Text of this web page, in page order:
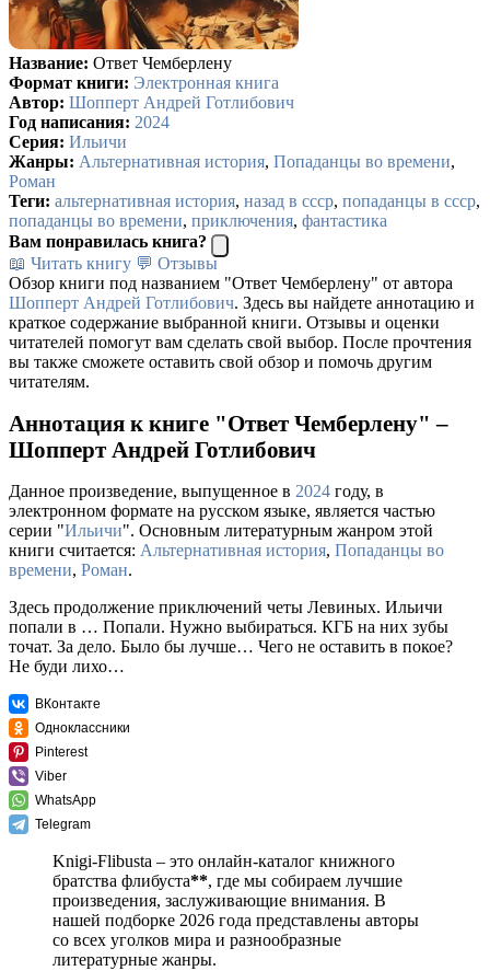
Название: Ответ Чемберлену
Формат книги: Электронная книга
Автор: Шопперт Андрей Готлибович
Год написания: 2024
Серия: Ильичи
Жанры: Альтернативная история, Попаданцы во времени,
Роман
Теги: альтернативная история, назад в ссср, попаданцы в ссср,
попаданцы во времени, приключения, фантастика
Вам понравилась книга?
📖 Читать книгу 💬 Отзывы
Обзор книги под названием "Ответ Чемберлену" от автора
Шопперт Андрей Готлибович. Здесь вы найдете аннотацию и
краткое содержание выбранной книги. Отзывы и оценки
читателей помогут вам сделать свой выбор. После прочтения
вы также сможете оставить свой обзор и помочь другим
читателям.
Аннотация к книге "Ответ Чемберлену" –
Шопперт Андрей Готлибович
Данное произведение, выпущенное в 2024 году, в
электронном формате на русском языке, является частью
серии "Ильичи". Основным литературным жанром этой
книги считается: Альтернативная история, Попаданцы во
времени, Роман.
Здесь продолжение приключений четы Левиных. Ильичи
попали в … Попали. Нужно выбираться. КГБ на них зубы
точат. За дело. Было бы лучше… Чего не оставить в покое?
Не буди лихо…
ВКонтакте
Одноклассники
Pinterest
Viber
WhatsApp
Telegram
Knigi-Flibusta – это онлайн-каталог книжного
братства флибуста**, где мы собираем лучшие
произведения, заслуживающие внимания. В
нашей подборке 2026 года представлены авторы
со всех уголков мира и разнообразные
литературные жанры.